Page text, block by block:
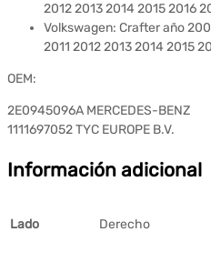
2012 2013 2014 2015 2016
Volkswagen: Crafter año
2011 2012 2013 2014 2015
OEM:
2E0945096A MERCEDES-BENZ
1111697052 TYC EUROPE B.V.
Información adicional
Lado Derecho